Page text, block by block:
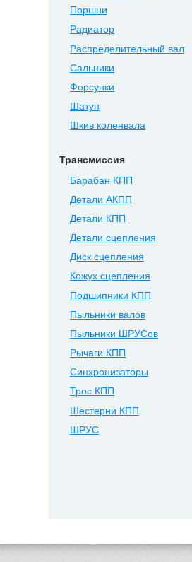
Поршни
Радиатор
Распределительный вал
Сальники
Форсунки
Шатун
Шкив коленвала
Трансмиссия
Барабан КПП
Детали АКПП
Детали КПП
Детали сцепления
Диск сцепления
Кожух сцепления
Подшипники КПП
Пыльники валов
Пыльники ШРУСов
Рычаги КПП
Синхронизаторы
Трос КПП
Шестерни КПП
ШРУС